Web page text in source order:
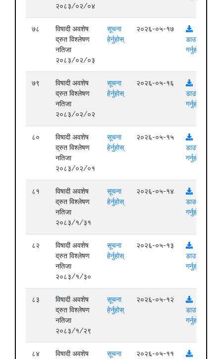
२०८३/०२/०४
७८
विषादी अवशेष
द्रुत विश्लेषण
नतिजा
२०८३/०२/०३
सूचना
हेर्नुहोस्
२०२६-०५-१७
डाउनलोड
गर्नुहोस्
७९
विषादी अवशेष
द्रुत विश्लेषण
नतिजा
२०८३/०२/०२
सूचना
हेर्नुहोस्
२०२६-०५-१६
डाउनलोड
गर्नुहोस्
८०
विषादी अवशेष
द्रुत विश्लेषण
नतिजा
२०८३/०२/०१
सूचना
हेर्नुहोस्
२०२६-०५-१५
डाउनलोड
गर्नुहोस्
८१
विषादी अवशेष
द्रुत विश्लेषण
नतिजा
२०८३/१/३१
सूचना
हेर्नुहोस्
२०२६-०५-१४
डाउनलोड
गर्नुहोस्
८२
विषादी अवशेष
द्रुत विश्लेषण
नतिजा
२०८३/१/३०
सूचना
हेर्नुहोस्
२०२६-०५-१३
डाउनलोड
गर्नुहोस्
८३
विषादी अवशेष
द्रुत विश्लेषण
नतिजा
२०८३/१/२९
सूचना
हेर्नुहोस्
२०२६-०५-१२
डाउनलोड
गर्नुहोस्
८४ विषादी अवशेष सूचना २०२६-०५-११